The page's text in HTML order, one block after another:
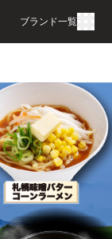
ブランド一覧